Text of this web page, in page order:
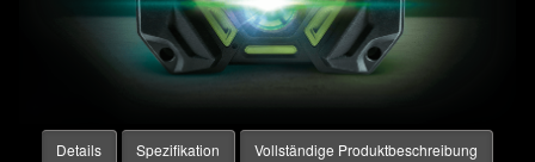
Details Spezifikation Vollständige Produktbeschreibung